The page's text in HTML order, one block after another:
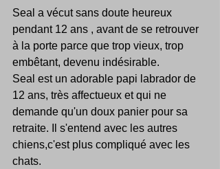
Seal a vécut sans doute heureux
pendant 12 ans , avant de se retrouver
à la porte parce que trop vieux, trop
embêtant, devenu indésirable.
Seal est un adorable papi labrador de
12 ans, très affectueux et qui ne
demande qu'un doux panier pour sa
retraite. Il s'entend avec les autres
chiens,c'est plus compliqué avec les
chats.